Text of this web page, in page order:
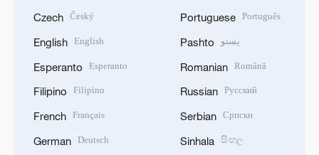
Czech Český
English English
Esperanto Esperanto
Filipino Filipino
French Français
German Deutsch
Portuguese Português
Pashto پښتو
Romanian Română
Russian Русский
Serbian Српски
Sinhala සිංහල